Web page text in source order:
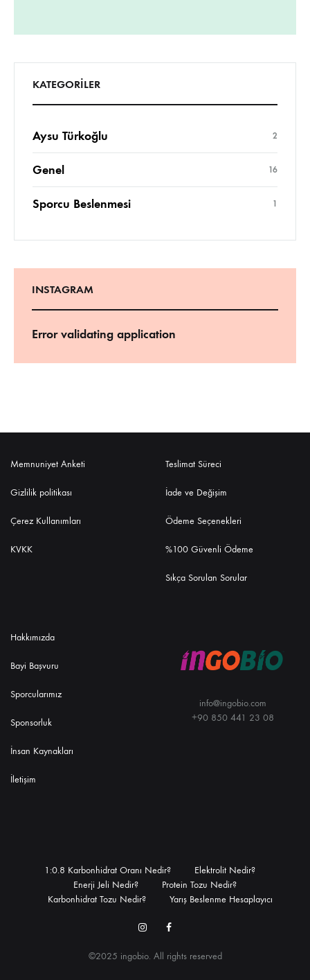
KATEGORILER
Aysu Türkoğlu 2
Genel 16
Sporcu Beslenmesi 1
INSTAGRAM
Error validating application
Memnuniyet Anketi
Gizlilik politikası
Çerez Kullanımları
KVKK
Teslimat Süreci
İade ve Değişim
Ödeme Seçenekleri
%100 Güvenli Ödeme
Sıkça Sorulan Sorular
Hakkımızda
Bayi Başvuru
Sporcularımız
Sponsorluk
İnsan Kaynakları
İletişim
info@ingobio.com
+90 850 441 23 08
©2025 ingobio. All rights reserved
1:0.8 Karbonhidrat Oranı Nedir?
Elektrolit Nedir?
Enerji Jeli Nedir?
Protein Tozu Nedir?
Karbonhidrat Tozu Nedir?
Yarış Beslenme Hesaplayıcı
InstagramFacebook